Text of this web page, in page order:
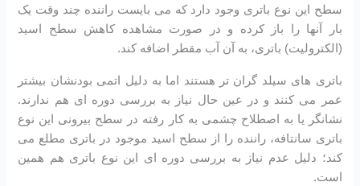
سطح این نوع باتری وجود دارد که می بایست راننده چند وقت یک
بار آنها را باز کرده و در صورت مشاهده کاهش سطح اسید
(الکترولیت) باتری، به آن آب مقطر اضافه کند.
باتری های سیلد گران تر هستند اما به دلیل اتمی بودنشان بیشتر
عمر می کنند و در عین حال نیاز به بررسی دوره ای هم ندارند.
نشانگر یا به اصطلاح چشمی به کار رفته در سطح بیرونی این نوع
باتری سانتافه، راننده را از سطح اسید موجود در باتری مطلع می
کند؛ دلیل عدم نیاز به بررسی دوره ای این نوع باتری هم همین
است.